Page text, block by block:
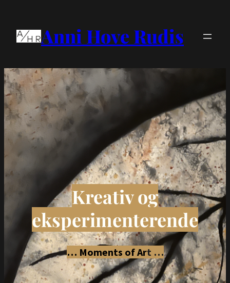
indhold
Anni Hove Rudis
Kreativ og
eksperimenterende
… Moments of Art …